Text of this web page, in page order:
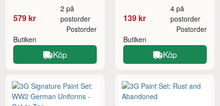
579 kr
2 på
postorder
Butiken
Postorder
Köp
139 kr
4 på
postorder
Butiken
Postorder
Köp